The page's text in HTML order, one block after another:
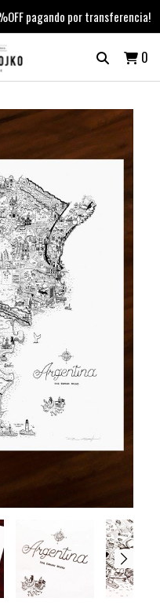
pagando por transferencia!
0